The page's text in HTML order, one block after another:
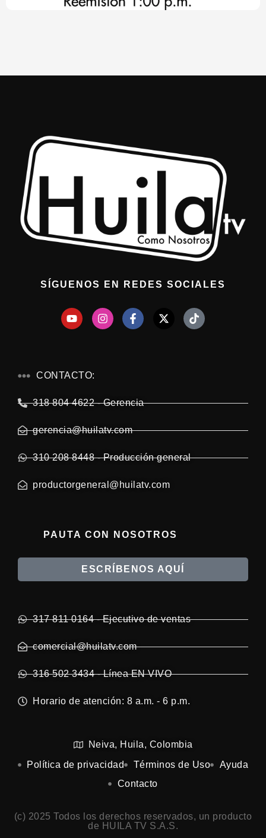
SÍGUENOS EN REDES SOCIALES
CONTACTO:
318 804 4622 - Gerencia
gerencia@huilatv.com
310 208 8448 - Producción general
productorgeneral@huilatv.com
PAUTA CON NOSOTROS
ESCRÍBENOS AQUÍ
317 811 0164 - Ejecutivo de ventas
comercial@huilatv.com
316 502 3434 - Línea EN VIVO
Horario de atención: 8 a.m. - 6 p.m.
Neiva, Huila, Colombia
Política de privacidad
Términos de Uso
Ayuda
Contacto
(c) 2025 Todos los derechos reservados, un producto
de HUILA TV S.A.S.